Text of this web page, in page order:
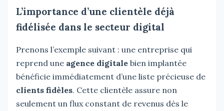
L’importance d’une clientèle déjà
fidélisée dans le secteur digital
Prenons l’exemple suivant : une entreprise qui
reprend une agence digitale bien implantée
bénéficie immédiatement d’une liste précieuse de
clients fidèles. Cette clientèle assure non
seulement un flux constant de revenus dès le